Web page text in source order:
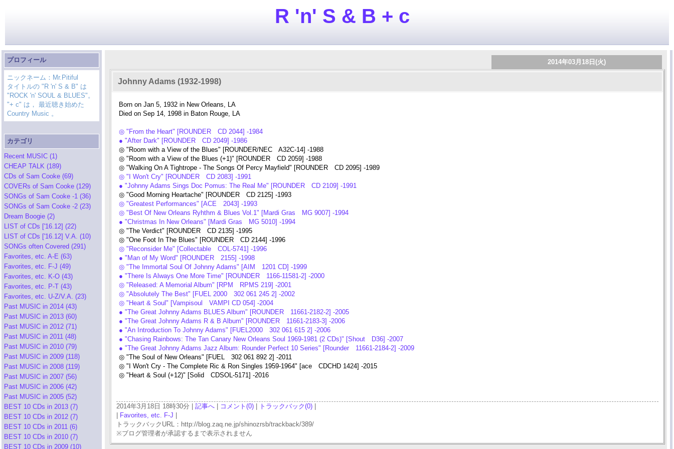
R 'n' S & B + c
プロフィール
ニックネーム：Mr.Pitiful
タイトルの "R 'n' S & B" は
"ROCK 'n' SOUL & BLUES"。
"+ c" は， 最近聴き始めた
Country Music 。
カテゴリ
Recent MUSIC (1)
CHEAP TALK (189)
CDs of Sam Cooke (69)
COVERs of Sam Cooke (129)
SONGs of Sam Cooke -1 (36)
SONGs of Sam Cooke -2 (23)
Dream Boogie (2)
LIST of CDs ['16.12] (22)
LIST of CDs ['16.12] V.A. (10)
SONGs often Covered (291)
Favorites, etc. A-E (63)
Favorites, etc. F-J (49)
Favorites, etc. K-O (43)
Favorites, etc. P-T (43)
Favorites, etc. U-Z/V.A. (23)
Past MUSIC in 2014 (43)
Past MUSIC in 2013 (60)
Past MUSIC in 2012 (71)
Past MUSIC in 2011 (48)
Past MUSIC in 2010 (79)
Past MUSIC in 2009 (118)
Past MUSIC in 2008 (119)
Past MUSIC in 2007 (56)
Past MUSIC in 2006 (42)
Past MUSIC in 2005 (52)
BEST 10 CDs in 2013 (7)
BEST 10 CDs in 2012 (7)
BEST 10 CDs in 2011 (6)
BEST 10 CDs in 2010 (7)
BEST 10 CDs in 2009 (10)
2014年03月18日(火)
Johnny Adams (1932-1998)
Born on Jan 5, 1932 in New Orleans, LA
Died on Sep 14, 1998 in Baton Rouge, LA
◎ "From the Heart" [ROUNDER CD 2044] -1984
● "After Dark" [ROUNDER CD 2049] -1986
◎ "Room with a View of the Blues" [ROUNDER/NEC A32C-14] -1988
◎ "Room with a View of the Blues (+1)" [ROUNDER CD 2059] -1988
◎ "Walking On A Tightrope - The Songs Of Percy Mayfield" [ROUNDER CD 2095] -1989
◎ "I Won't Cry" [ROUNDER CD 2083] -1991
● "Johnny Adams Sings Doc Pomus: The Real Me" [ROUNDER CD 2109] -1991
◎ "Good Morning Heartache" [ROUNDER CD 2125] -1993
◎ "Greatest Performances" [ACE 2043] -1993
◎ "Best Of New Orleans Ryhthm & Blues Vol.1" [Mardi Gras MG 9007] -1994
● "Christmas In New Orleans" [Mardi Gras MG 5010] -1994
◎ "The Verdict" [ROUNDER CD 2135] -1995
◎ "One Foot In The Blues" [ROUNDER CD 2144] -1996
◎ "Reconsider Me" [Collectable COL-5741] -1996
● "Man of My Word" [ROUNDER 2155] -1998
◎ "The Immortal Soul Of Johnny Adams" [AIM 1201 CD] -1999
● "There Is Always One More Time" [ROUNDER 1166-11581-2] -2000
◎ "Released: A Memorial Album" [RPM RPMS 219] -2001
◎ "Absolutely The Best" [FUEL 2000 302 061 245 2] -2002
◎ "Heart & Soul" [Vampisoul VAMPI CD 054] -2004
● "The Great Johnny Adams BLUES Album" [ROUNDER 11661-2182-2] -2005
● "The Great Johnny Adams R & B Album" [ROUNDER 11661-2183-3] -2006
● "An Introduction To Johnny Adams" [FUEL2000 302 061 615 2] -2006
● "Chasing Rainbows: The Tan Canary New Orleans Soul 1969-1981 (2 CDs)" [Shout D36] -2007
● "The Great Johnny Adams Jazz Album: Rounder Perfect 10 Series" [Rounder 11661-2184-2] -2009
◎ "The Soul of New Orleans" [FUEL 302 061 892 2] -2011
◎ "I Won't Cry - The Complete Ric & Ron Singles 1959-1964" [ace CDCHD 1424] -2015
◎ "Heart & Soul (+12)" [Solid CDSOL-5171] -2016
2014年3月18日 18時30分 | 記事へ コメント(0) トラックバック(0)
Favorites, etc. F-J
トラックバックURL：http://blog.zaq.ne.jp/shinozrsb/trackback/389/
※ブログ管理者が承認するまで表示されません